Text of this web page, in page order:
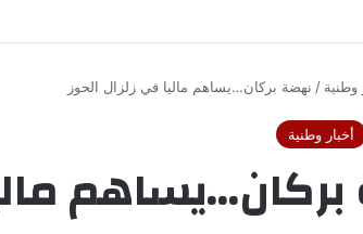
وطنية / نهضة بركان…يساهم ماليا في زلزال الحوز
أخبار وطنية